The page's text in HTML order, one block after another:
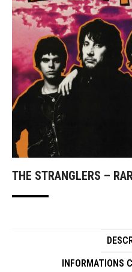
THE STRANGLERS –
INFORMATIONS